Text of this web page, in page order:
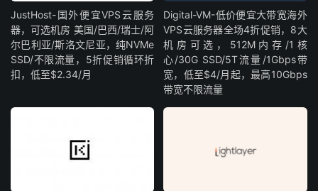
JustHost-国外便宜VPS云服务
器，可选机房 美国/巴西/瑞士/阿
尔巴利亚/斯洛文尼亚，纯NVMe
SSD/不限流量，5折促销循环折
扣，低至$2.34/月
Digital-VM-低价便宜大带宽海外
VPS云服务器全场4折促销，8大
机房可选，512M内存/1核
心/30G SSD/5T流量/1Gbps带
宽，低至$4/月起，最高10Gbps
带宽不限流量